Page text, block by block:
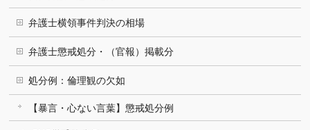
弁護士横領事件判決の相場
弁護士懲戒処分・（官報）掲載分
処分例：倫理観の欠如
【暴言・心ない言葉】懲戒処分例